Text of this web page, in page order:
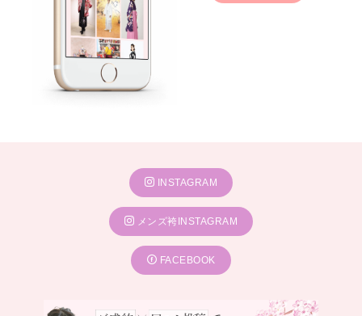
INSTAGRAM
メンズ袴INSTAGRAM
FACEBOOK